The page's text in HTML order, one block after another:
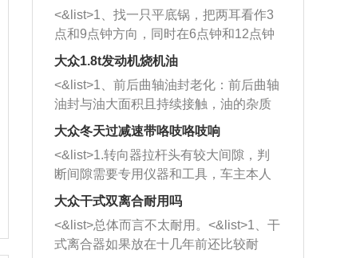
施。 <&list>2、直接利用木棍将所有的
杂物推到排气管里面的位置处，然后将
三元催化器拆解开，就可以将堵塞的东
西取出来。但如果是因为积碳过多引起
的堵塞，就需要将三元催化器泡在草酸
洗剂对堵塞的情况得到解决，将清洗剂
放在燃油箱中，与燃油混合后，车辆启
动时，就可以和汽油一起进入到燃烧
室，最后形成废气排出，就可以让三元
催化器得到清洗，排气管堵塞的情况就
能够得到解决。
<&list>1、找一只平底锅，把两耳看作3
点和9点钟方向，同时在6点钟和12点钟
方向做一个标记。 <&list>2、双手握住
一圈半的练习，往右同样也要打相同的
圈数。 <&list>3、最后强调要反复练
习，这样就可以形成肌肉记忆，在真实
驾驶车辆时，不需要记忆也能打好方
向。
大众1.8t发动机烧机油
<&list>1、前后曲轴油封老化：前后曲轴
油封与油大面积且持续接触，油的杂质
和发动机内持续温度变化使其密封效果
逐渐减弱，导致渗油或漏油。<&list>2、
活塞间隙过大：积碳会使活塞环与缸体
的间隙扩大，导致机油流入燃烧室中，
造成烧机油。<&list>3、机油粘度。使用
机油粘度过小的话，同样会有烧机油现
象，机油粘度过小具有很好的流动性，
大众冬天过减速带咯吱咯吱响
<&list>1.转向器拉杆头有较大间隙，判
断间隙需要专用仪器和工具，车主本人
无法制作，需要将车辆送到修理厂或4s
店；<&list>2.车辆半轴套管防尘罩破
裂，破裂后会出现漏油现象，使半轴磨
损严重，磨损的半轴容易损坏，产生异
大众干式双离合耐用吗
<&list>总体而言不太耐用。<&list>1、干
式离合器如果放在十几年前还比较耐